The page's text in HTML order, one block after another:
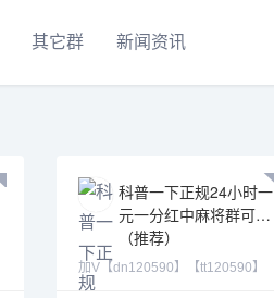
其它群 新闻资讯
科普一下正规24小时一
元一分红中麻将群可拉
（推荐）
加V【dn120590】【tt120590】
【gm120590】下好游戏我拉你进